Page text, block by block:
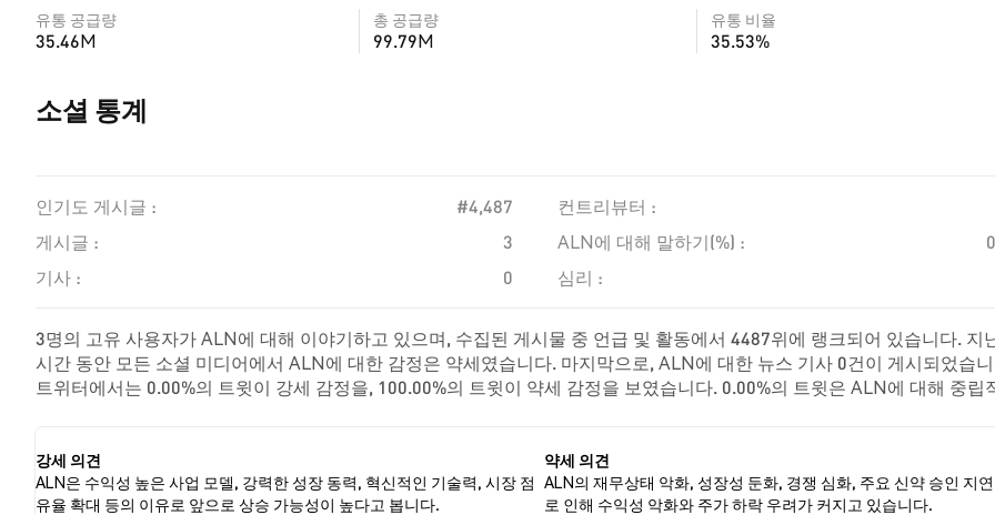
유통 공급량
35.46M
총 공급량
99.79M
유통 비율
35.53%
소셜 통계
인기도 게시글 : #4,487 컨트리뷰터 :
게시글 :
3 ALN에 대해 말하기(%) :
기사 :
0 심리 :
3명의 고유 사용자가 ALN에 대해 이야기하고 있으며, 수집된 게시물 중 언급 및 활동에서 4487위에 랭크되어 있습니다. 지
시간 동안 모든 소셜 미디어에서 ALN에 대한 감정은 약세였습니다. 마지막으로, ALN에 대한 뉴스 기사 0건이 게시되었습
트위터에서는 0.00%의 트윗이 강세 감정을, 100.00%의 트윗이 약세 감정을 보였습니다. 0.00%의 트윗은 ALN에 대해 중립
강세 의견
ALN은 수익성 높은 사업 모델, 강력한 성장 동력, 혁신적인 기술력, 시장 점
유율 확대 등의 이유로 앞으로 상승 가능성이 높다고 봅니다.
약세 의견
ALN의 재무상태 악화, 성장성 둔화, 경쟁 심화, 주요 신약 승인 지
로 인해 수익성 악화와 주가 하락 우려가 커지고 있습니다.